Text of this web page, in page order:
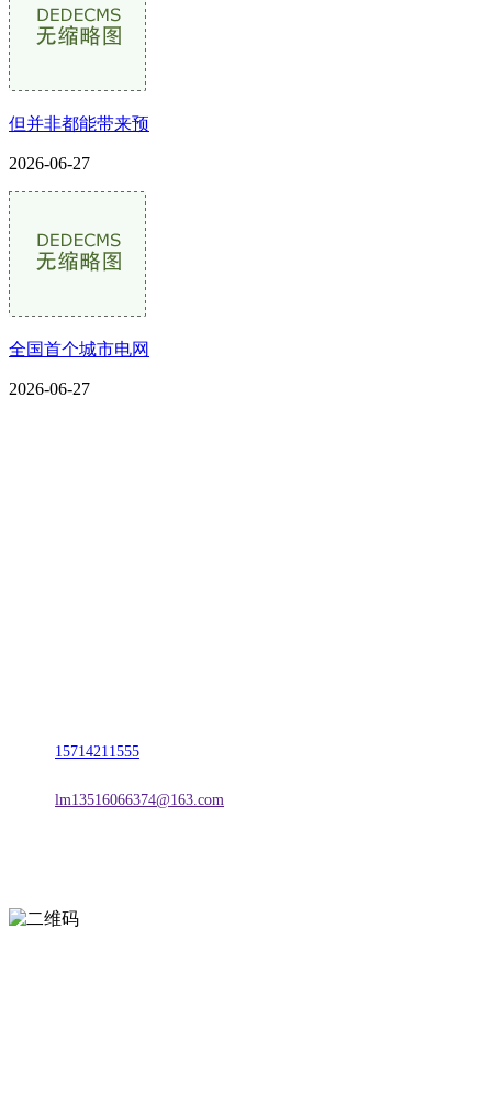
但并非都能带来预
2026-06-27
全国首个城市电网
2026-06-27
15714211555
lm13516066374@163.com